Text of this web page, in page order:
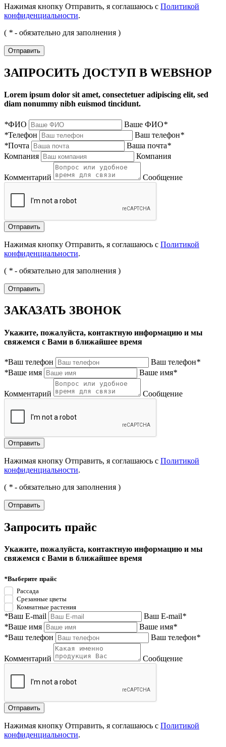
Нажимая кнопку Отправить, я соглашаюсь с Политикой
конфиденциальности.
( * - обязательно для заполнения )
Отправить
ЗАПРОСИТЬ ДОСТУП В WEBSHOP
Lorem ipsum dolor sit amet, consectetuer adipiscing elit, sed
diam nonummy nibh euismod tincidunt.
*ФИО Ваше ФИО*
*Телефон Ваш телефон*
*Почта Ваша почта*
Компания
Компания
Комментарий Сообщение
Нажимая кнопку Отправить, я соглашаюсь с Политикой
конфиденциальности.
( * - обязательно для заполнения )
ЗАКАЗАТЬ ЗВОНОК
Укажите, пожалуйста, контактную информацию и мы
свяжемся с Вами в ближайшее время
*Ваш телефон Ваш телефон*
*Ваше имя Ваше имя*
Комментарий Сообщение
Нажимая кнопку Отправить, я соглашаюсь с Политикой
конфиденциальности.
( * - обязательно для заполнения )
Запросить прайс
Укажите, пожалуйста, контактную информацию и мы
свяжемся с Вами в ближайшее время
*Выберите прайс
Рассада
Срезанные цветы
Комнатные растения
*Ваш E-mail Ваш E-mail*
*Ваше имя Ваше имя*
*Ваш телефон Ваш телефон*
Комментарий Сообщение
Нажимая кнопку Отправить, я соглашаюсь с Политикой
конфиденциальности.